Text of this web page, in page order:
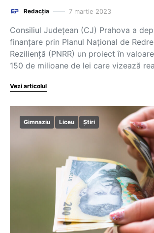
Redacția 7 martie 2023
Consiliul Judeţean (CJ) Prahova a
finanţare prin Planul Naţional de
Rezilienţă (PNRR) un proiect în
150 de milioane de lei care vizează
Vezi articolul
Gimnaziu Liceu Știri